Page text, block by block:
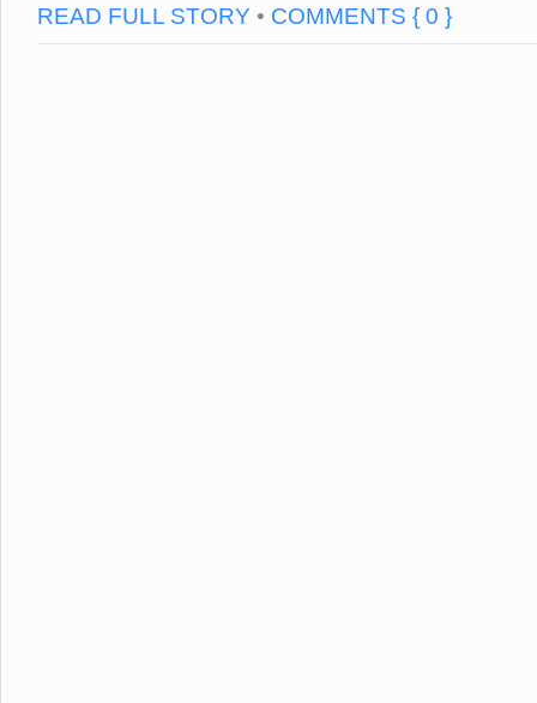
READ FULL STORY • COMMENTS { 0 }